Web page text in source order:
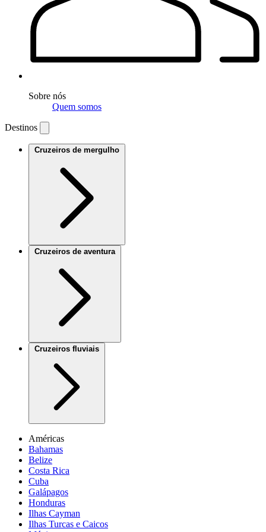
Sobre nós
Quem somos
Destinos
Cruzeiros de mergulho
Cruzeiros de aventura
Cruzeiros fluviais
Américas
Bahamas
Belize
Costa Rica
Cuba
Galápagos
Honduras
Ilhas Cayman
Ilhas Turcas e Caicos